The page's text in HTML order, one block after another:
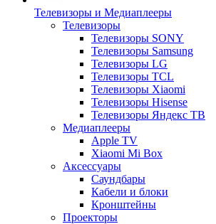
Телевизоры и Медиаплееры
Телевизоры
Телевизоры SONY
Телевизоры Samsung
Телевизоры LG
Телевизоры TCL
Телевизоры Xiaomi
Телевизоры Hisense
Телевизоры Яндекс ТВ
Медиаплееры
Apple TV
Xiaomi Mi Box
Аксессуары
Саундбары
Кабели и блоки
Кронштейны
Проекторы